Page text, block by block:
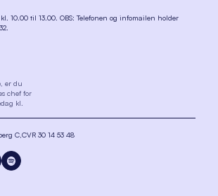
10.00 til 13.00. OBS: Telefonen og infomailen holder
er du
chef for
kl.
C CVR 30 14 53 48